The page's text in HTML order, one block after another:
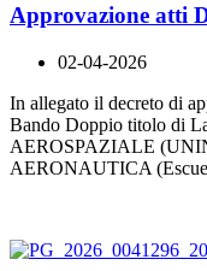
Approvazione atti
02-04-2026
In allegato il decreto di
Bando Doppio titolo di
AEROSPAZIALE
AERONAUTICA